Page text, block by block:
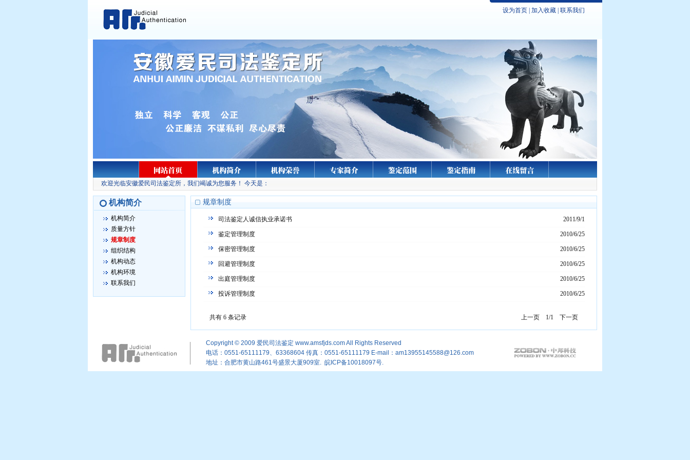
设为首页| 加入收藏| 联系我们
欢迎光临安徽爱民司法鉴定所，我们竭诚为您服务！ 今天是：
机构简介
机构简介
质量方针
规章制度
组织结构
机构动态
机构环境
联系我们
规章制度
司法鉴定人诚信执业承诺书 2011/9/1
鉴定管理制度 2010/6/25
保密管理制度 2010/6/25
回避管理制度 2010/6/25
出庭管理制度 2010/6/25
投诉管理制度 2010/6/25
共有 6 条记录 上一页 1/1 下一页
Copyright © 2009 爱民司法鉴定 www.amsfjds.comAll Rights Reserved
电话：0551-65111179、63368604 传真：0551-65111179 E-mail：am13955145588@126.com
地址：合肥市黄山路461号盛景大厦909室. 皖ICP备10018097号.